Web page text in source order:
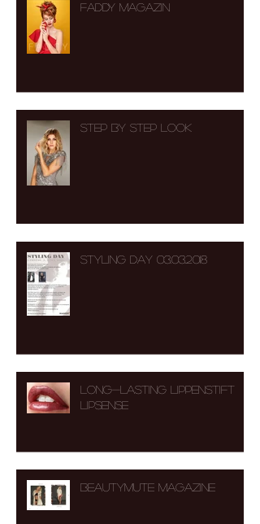
FADDY MAGAZIN
Step by Step Look
STYLING DAY 03.03.2018
Long-Lasting Lippenstift
LipSense
BEAUTYMUTE MAGAZINE